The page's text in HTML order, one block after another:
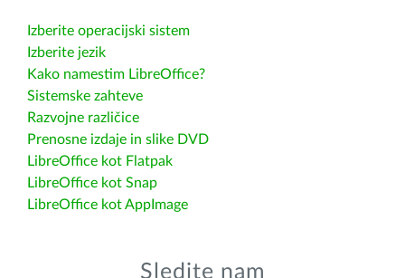
Izberite operacijski sistem
Izberite jezik
Kako namestim LibreOffice?
Sistemske zahteve
Razvojne različice
Prenosne izdaje in slike DVD
LibreOffice kot Flatpak
LibreOffice kot Snap
LibreOffice kot AppImage
Sledite nam